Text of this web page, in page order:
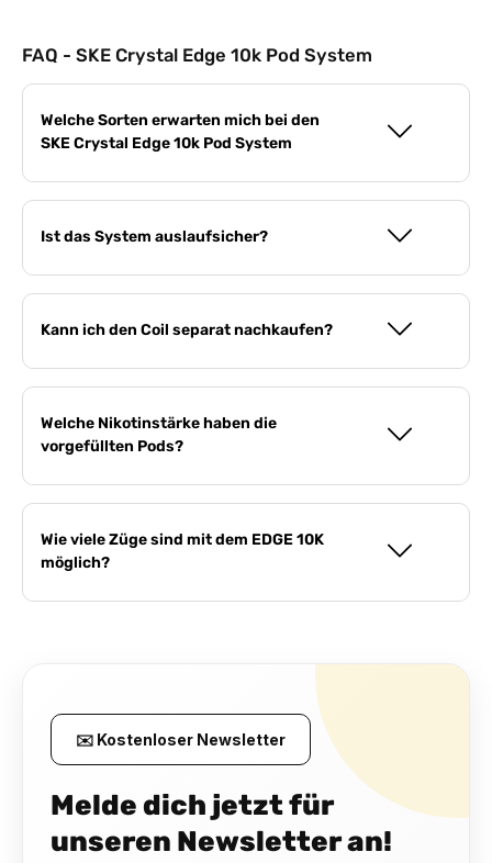
FAQ - SKE Crystal Edge 10k Pod System
Welche Sorten erwarten mich bei den
SKE Crystal Edge 10k Pod System
Ist das System auslaufsicher?
Kann ich den Coil separat nachkaufen?
Welche Nikotinstärke haben die
vorgefüllten Pods?
Wie viele Züge sind mit dem EDGE 10K
möglich?
✉️ Kostenloser Newsletter
Melde dich jetzt für
unseren Newsletter an!